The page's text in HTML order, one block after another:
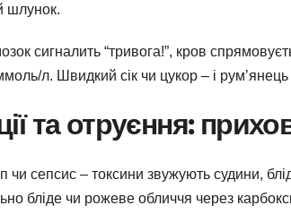
шлунок.
сигналить “тривога!”, кров
л. Швидкий сік чи цукор – і
та отруєння:
чи сепсис – токсини звужують судини,
бліде чи рожеве обличчя через